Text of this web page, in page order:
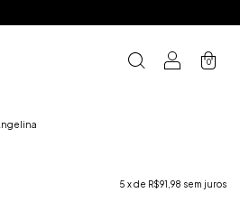
0
5 x de R$91,98 sem juros